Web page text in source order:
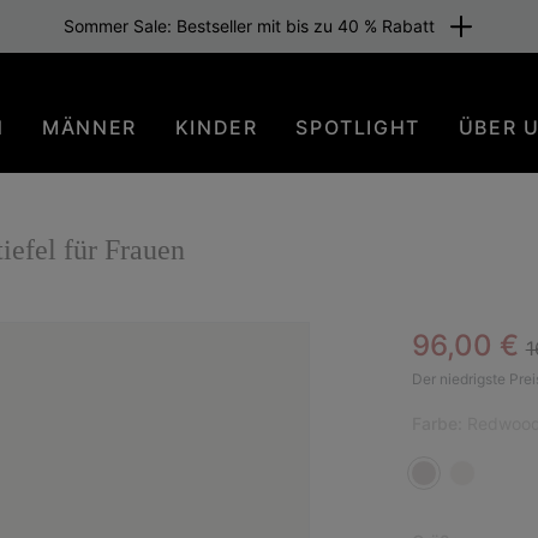
Sommer Sale: Bestseller mit bis zu 40 % Rabatt
MÄNNER KINDER SPOTLIGHT ÜBER
für Frauen
Sale
96,00 €
Der niedrigste